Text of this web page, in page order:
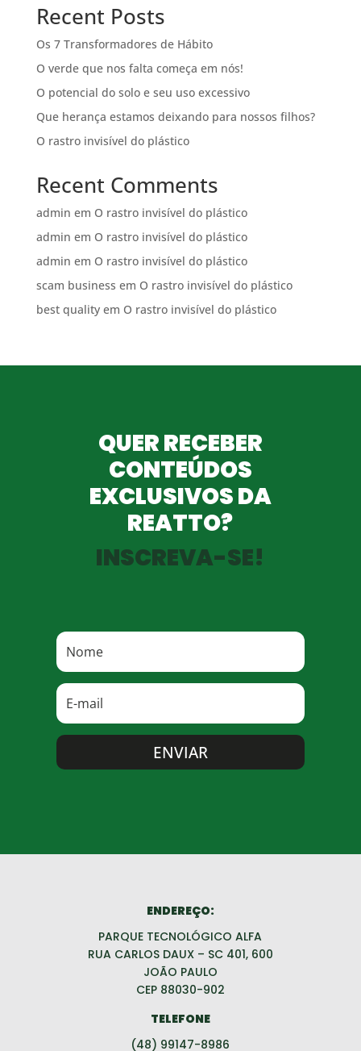
Recent Posts
Os 7 Transformadores de Hábito
O verde que nos falta começa em nós!
O potencial do solo e seu uso excessivo
Que herança estamos deixando para nossos filhos?
O rastro invisível do plástico
Recent Comments
admin em O rastro invisível do plástico
admin em O rastro invisível do plástico
admin em O rastro invisível do plástico
scam business em O rastro invisível do plástico
best qualityem O rastro invisível do plástico
QUER RECEBER
CONTEÚDOS
EXCLUSIVOS DA
REATTO?
INSCREVA-SE!
ENVIAR
ENDEREÇO:
PARQUE TECNOLÓGICO ALFA
RUA CARLOS DAUX – SC 401, 600
JOÃO PAULO
CEP 88030-902
TELEFONE
(48) 99147-8986